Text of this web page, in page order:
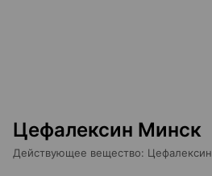
Цефалексин Минск
Действующее вещество: Цефалексин